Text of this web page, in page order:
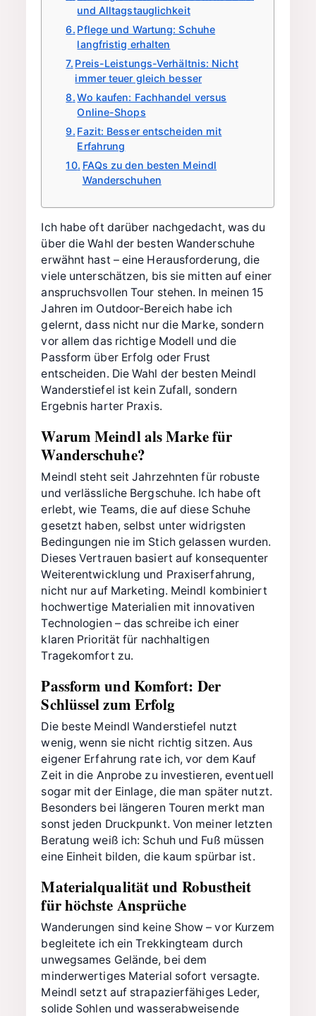
und Alltagstauglichkeit
Pflege und Wartung: Schuhe
langfristig erhalten
Preis-Leistungs-Verhältnis: Nicht
immer teuer gleich besser
Wo kaufen: Fachhandel versus
Online-Shops
Fazit: Besser entscheiden mit
Erfahrung
FAQs zu den besten Meindl
Wanderschuhen
Ich habe oft darüber nachgedacht, was du
über die Wahl der besten Wanderschuhe
erwähnt hast – eine Herausforderung, die
viele unterschätzen, bis sie mitten auf einer
anspruchsvollen Tour stehen. In meinen 15
Jahren im Outdoor-Bereich habe ich
gelernt, dass nicht nur die Marke, sondern
vor allem das richtige Modell und die
Passform über Erfolg oder Frust
entscheiden. Die Wahl der besten Meindl
Wanderstiefel ist kein Zufall, sondern
Ergebnis harter Praxis.
Warum Meindl als Marke für
Wanderschuhe?
Meindl steht seit Jahrzehnten für robuste
und verlässliche Bergschuhe. Ich habe oft
erlebt, wie Teams, die auf diese Schuhe
gesetzt haben, selbst unter widrigsten
Bedingungen nie im Stich gelassen wurden.
Dieses Vertrauen basiert auf konsequenter
Weiterentwicklung und Praxiserfahrung,
nicht nur auf Marketing. Meindl kombiniert
hochwertige Materialien mit innovativen
Technologien – das schreibe ich einer
klaren Priorität für nachhaltigen
Tragekomfort zu.
Passform und Komfort: Der
Schlüssel zum Erfolg
Die beste Meindl Wanderstiefel nutzt
wenig, wenn sie nicht richtig sitzen. Aus
eigener Erfahrung rate ich, vor dem Kauf
Zeit in die Anprobe zu investieren, eventuell
sogar mit der Einlage, die man später nutzt.
Besonders bei längeren Touren merkt man
sonst jeden Druckpunkt. Von meiner letzten
Beratung weiß ich: Schuh und Fuß müssen
eine Einheit bilden, die kaum spürbar ist.
Materialqualität und Robustheit
für höchste Ansprüche
Wanderungen sind keine Show – vor Kurzem
begleitete ich ein Trekkingteam durch
unwegsames Gelände, bei dem
minderwertiges Material sofort versagte.
Meindl setzt auf strapazierfähiges Leder,
solide Sohlen und wasserabweisende